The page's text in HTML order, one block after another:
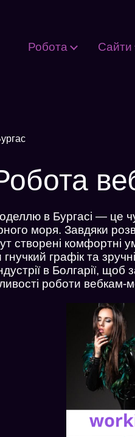
Робота Сайти
в Бургасі — це
моря. Завдяки
створені комфортні
графік та
в Болгарії, щоб
роботи вебкам-